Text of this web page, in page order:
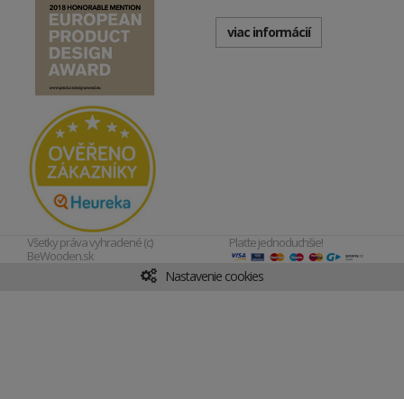
viac informácií
Všetky práva vyhradené (c)
BeWooden.sk
Plaťte jednoduchšie!
Nastavenie cookies